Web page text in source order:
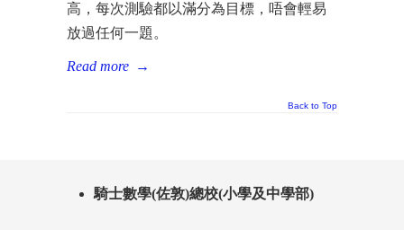
高，每次測驗都以滿分為目標，唔會輕易
放過任何一題。
Read more →
Back to Top
騎士數學(佐敦)總校(小學及中學部)